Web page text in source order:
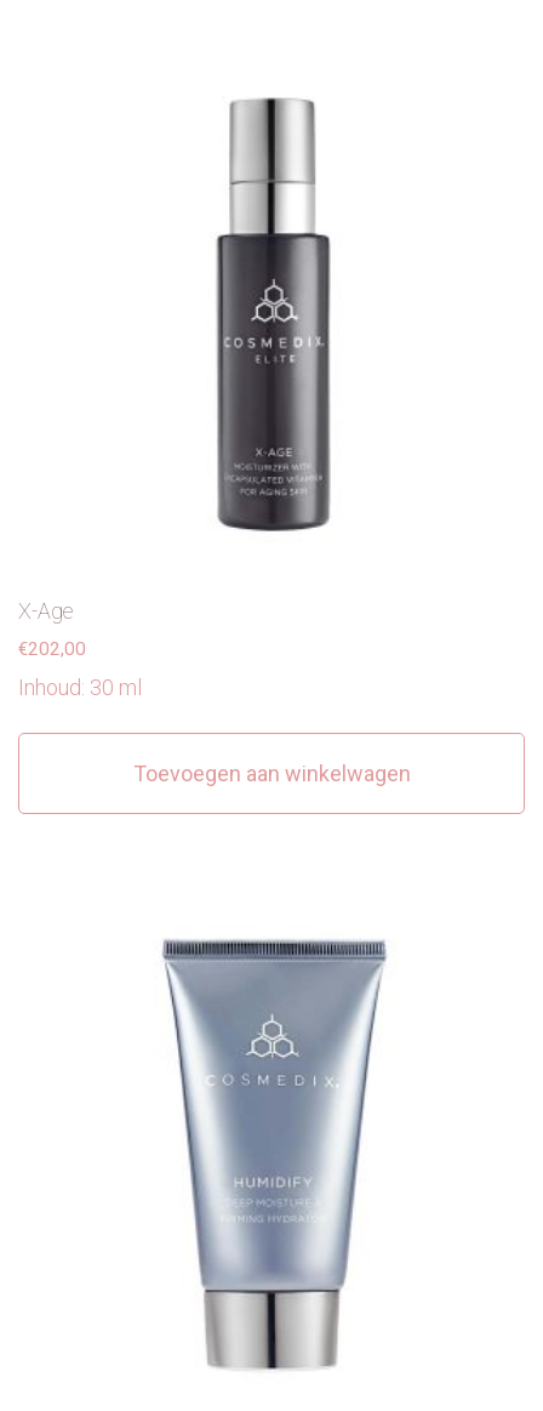
X-Age
€202,00
Inhoud: 30 ml
Toevoegen aan winkelwagen